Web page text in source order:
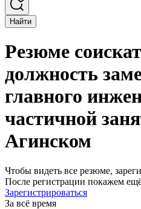
Найти
Резюме
должность
главного
частичной
Агинском
Чтобы видеть все резюме,
После регистрации покажем
Зарегистрироваться
За всё время